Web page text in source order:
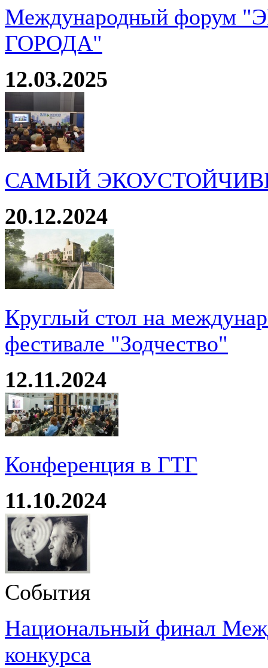
Международный
ГОРОДА"
12.03.2025
САМЫЙ
20.12.2024
Круглый стол на
фестивале "Зодчество"
12.11.2024
Конференция в ГТГ
11.10.2024
События
Национальный финал
конкурса